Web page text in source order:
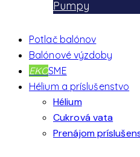
Pumpy
Potlač balónov
Balónové výzdoby
EKOSME
Hélium a príslušenstvo
Hélium
Cukrová vata
Prenájom